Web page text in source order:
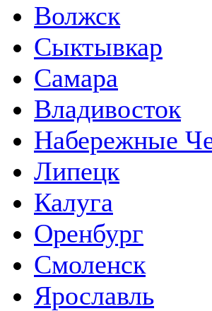
Волжск
Сыктывкар
Самара
Владивосток
Набережные
Липецк
Калуга
Оренбург
Смоленск
Ярославль